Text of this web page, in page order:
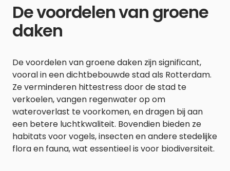
De voordelen van groene
daken
De voordelen van groene daken zijn significant,
vooral in een dichtbebouwde stad als Rotterdam.
Ze verminderen hittestress door de stad te
verkoelen, vangen regenwater op om
wateroverlast te voorkomen, en dragen bij aan
een betere luchtkwaliteit. Bovendien bieden ze
habitats voor vogels, insecten en andere stedelijke
flora en fauna, wat essentieel is voor biodiversiteit.